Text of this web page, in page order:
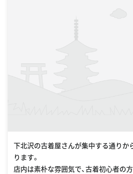
下北沢の古着屋さんが集中する通りか
ります。
店内は素朴な雰囲気で、古着初心者の